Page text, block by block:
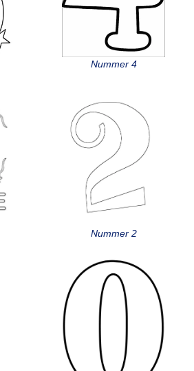
Nummer 4
Nummer 2